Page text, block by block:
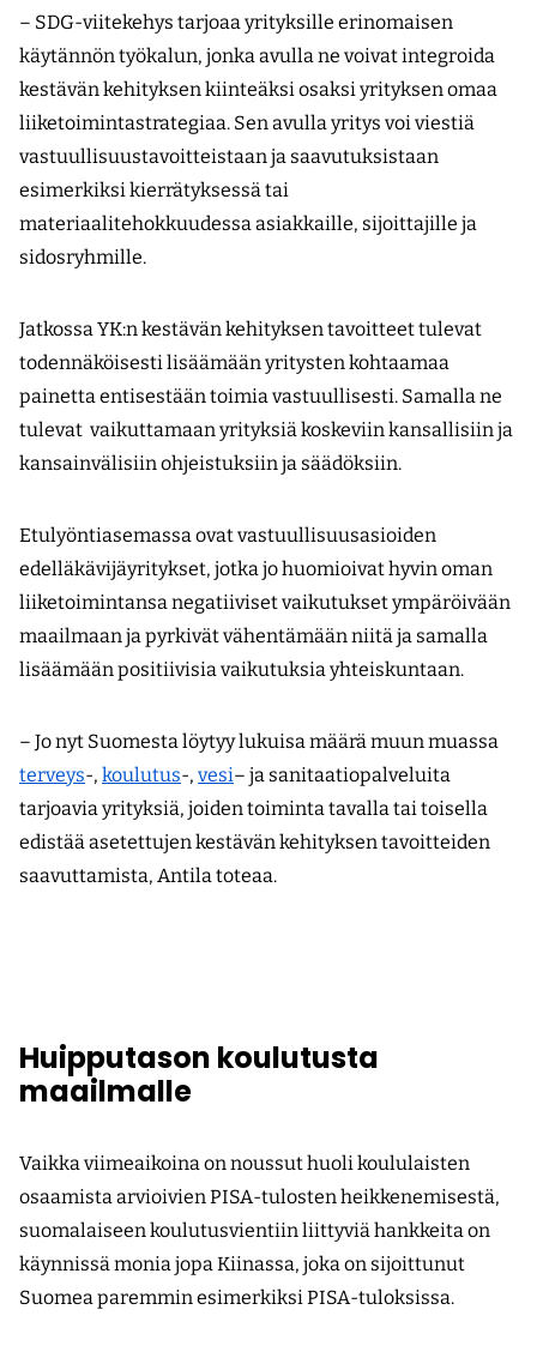
– SDG-viitekehys tarjoaa yrityksille erinomaisen
käytännön työkalun, jonka avulla ne voivat integroida
kestävän kehityksen kiinteäksi osaksi yrityksen omaa
liiketoimintastrategiaa. Sen avulla yritys voi viestiä
vastuullisuustavoitteistaan ja saavutuksistaan
esimerkiksi kierrätyksessä tai
materiaalitehokkuudessa asiakkaille, sijoittajille ja
sidosryhmille.
Jatkossa YK:n kestävän kehityksen tavoitteet tulevat
todennäköisesti lisäämään yritysten kohtaamaa
painetta entisestään toimia vastuullisesti. Samalla ne
tulevat vaikuttamaan yrityksiä koskeviin kansallisiin ja
kansainvälisiin ohjeistuksiin ja säädöksiin.
Etulyöntiasemassa ovat vastuullisuus­asioiden
edelläkävijäyritykset, jotka jo huomioivat hyvin oman
liiketoimintansa negatiiviset vaikutukset ympäröivään
maailmaan ja pyrkivät vähentämään niitä ja samalla
lisäämään positiivisia vaikutuksia yhteiskuntaan.
– Jo nyt Suomesta löytyy lukuisa määrä muun muassa
terveys-, koulutus-, vesi– ja sanitaatiopalveluita
tarjoavia yrityksiä, joiden toiminta tavalla tai toisella
edistää asetettujen kestävän kehityksen tavoitteiden
saavuttamista, Antila toteaa.
Huipputason koulutusta
maailmalle
Vaikka viimeaikoina on noussut huoli koululaisten
osaamista arvioivien PISA-tulosten heikkenemisestä,
suomalaiseen koulutus­vientiin liittyviä hankkeita on
käynnissä monia jopa Kiinassa, joka on sijoittunut
Suomea paremmin esimerkiksi PISA-tuloksissa.